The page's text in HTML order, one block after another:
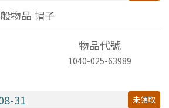
物品 帽子
物品代號
1040-025-63989
31 未領取